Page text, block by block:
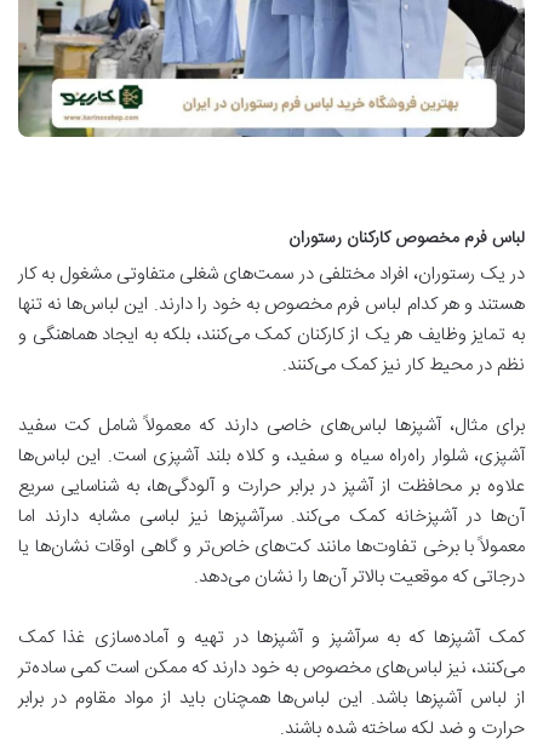
لباس فرم مخصوص کارکنان رستوران
در یک رستوران، افراد مختلفی در سمت‌های شغلی متفاوتی مشغول به کار
هستند و هر کدام لباس فرم مخصوص به خود را دارند. این لباس‌ها نه تنها
به تمایز وظایف هر یک از کارکنان کمک می‌کنند، بلکه به ایجاد هماهنگی و
نظم در محیط کار نیز کمک می‌کنند.
برای مثال، آشپزها لباس‌های خاصی دارند که معمولاً شامل کت سفید
آشپزی، شلوار راه‌راه سیاه و سفید، و کلاه بلند آشپزی است. این لباس‌ها
علاوه بر محافظت از آشپز در برابر حرارت و آلودگی‌ها، به شناسایی سریع
آن‌ها در آشپزخانه کمک می‌کند. سرآشپزها نیز لباسی مشابه دارند اما
معمولاً با برخی تفاوت‌ها مانند کت‌های خاص‌تر و گاهی اوقات نشان‌ها یا
درجاتی که موقعیت بالاتر آن‌ها را نشان می‌دهد.
کمک آشپزها که به سرآشپز و آشپزها در تهیه و آماده‌سازی غذا کمک
می‌کنند، نیز لباس‌های مخصوص به خود دارند که ممکن است کمی ساده‌تر
از لباس آشپزها باشد. این لباس‌ها همچنان باید از مواد مقاوم در برابر
حرارت و ضد لکه ساخته شده باشند.